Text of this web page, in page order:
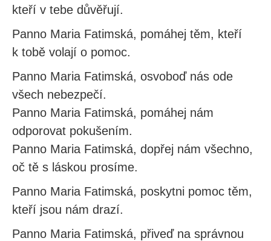
kteří v tebe důvěřují.
Panno Maria Fatimská, pomáhej těm, kteří
k tobě volají o pomoc.
Panno Maria Fatimská, osvoboď nás ode
všech nebezpečí.
Panno Maria Fatimská, pomáhej nám
odporovat pokušením.
Panno Maria Fatimská, dopřej nám všechno,
oč tě s láskou prosíme.
Panno Maria Fatimská, poskytni pomoc těm,
kteří jsou nám drazí.
Panno Maria Fatimská, přiveď na správnou